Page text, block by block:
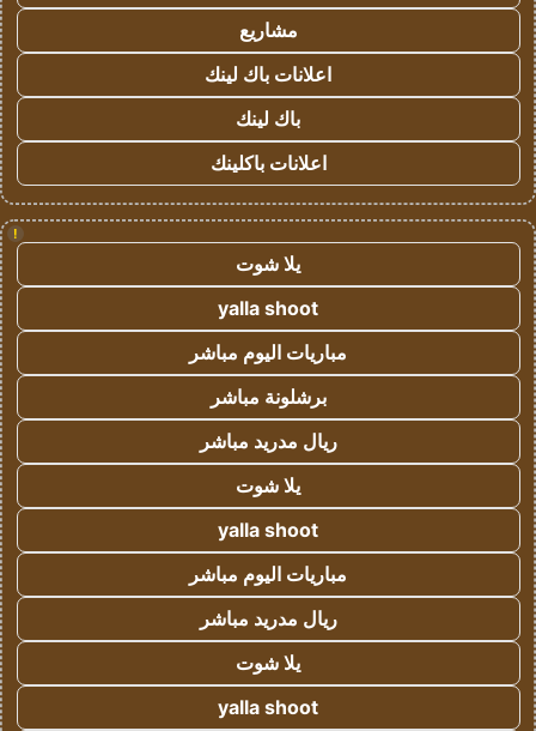
مشاريع
اعلانات باك لينك
باك لينك
اعلانات باكلينك
!
يلا شوت
yalla shoot
مباريات اليوم مباشر
برشلونة مباشر
ريال مدريد مباشر
يلا شوت
yalla shoot
مباريات اليوم مباشر
ريال مدريد مباشر
يلا شوت
yalla shoot